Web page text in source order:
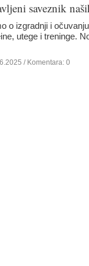
saveznik
o izgradnji i
utege i treninge.
/ Komentara: 0